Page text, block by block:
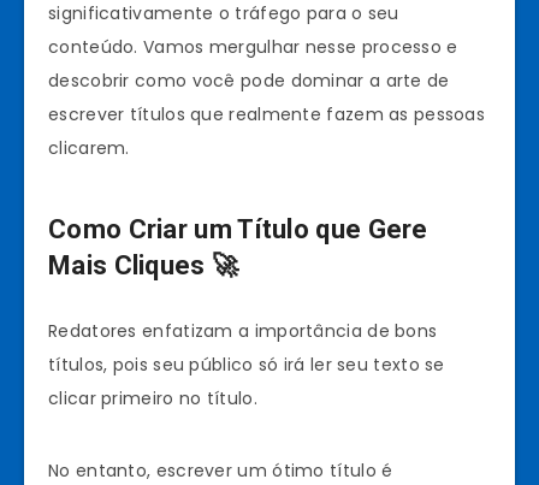
significativamente o tráfego para o seu
conteúdo. Vamos mergulhar nesse processo e
descobrir como você pode dominar a arte de
escrever títulos que realmente fazem as pessoas
clicarem.
Como Criar um Título que Gere
Mais Cliques 🚀
Redatores enfatizam a importância de bons
títulos, pois seu público só irá ler seu texto se
clicar primeiro no título.
No entanto, escrever um ótimo título é